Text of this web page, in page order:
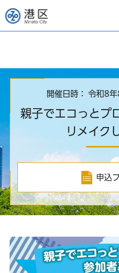
港区
開催日時 令和8年
親子でエコっとプ
リメイク
申込